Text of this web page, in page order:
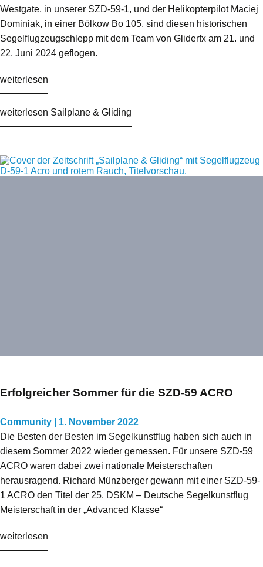
Westgate, in unserer SZD-59-1, und der Helikopterpilot Maciej
Dominiak, in einer Bölkow Bo 105, sind diesen historischen
Segelflugzeugschlepp mit dem Team von Gliderfx am 21. und
22. Juni 2024 geflogen.
weiterlesen
weiterlesen Sailplane & Gliding
Erfolgreicher Sommer für die SZD-59 ACRO
Community | 1. November 2022
Die Besten der Besten im Segelkunstflug haben sich auch in
diesem Sommer 2022 wieder gemessen. Für unsere SZD-59
ACRO waren dabei zwei nationale Meisterschaften
herausragend. Richard Münzberger gewann mit einer SZD-59-
1 ACRO den Titel der 25. DSKM – Deutsche Segelkunstflug
Meisterschaft in der „Advanced Klasse“
weiterlesen